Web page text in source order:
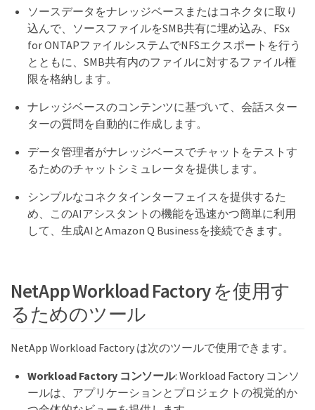
ソースデータをナレッジベースまたはコネクタに取り
込んで、ソースファイルをSMB共有に埋め込み、FSx
for ONTAPファイルシステムでNFSエクスポートを行う
とともに、SMB共有内のファイルに対するファイル権
限を格納します。
ナレッジベースのコンテンツに基づいて、会話スター
ターの質問を自動的に作成します。
データ管理者がナレッジベースでチャットをテストす
るためのチャットシミュレータを提供します。
シンプルなコネクタインターフェイスを提供するた
め、このAIアシスタントの機能を迅速かつ簡単に利用
して、生成AIとAmazon Q Businessを接続できます。
NetApp Workload Factory を使用す
るためのツール
NetApp Workload Factory は次のツールで使用できます。
Workload Factory コンソール: Workload Factory コンソ
ールは、アプリケーションとプロジェクトの視覚的か